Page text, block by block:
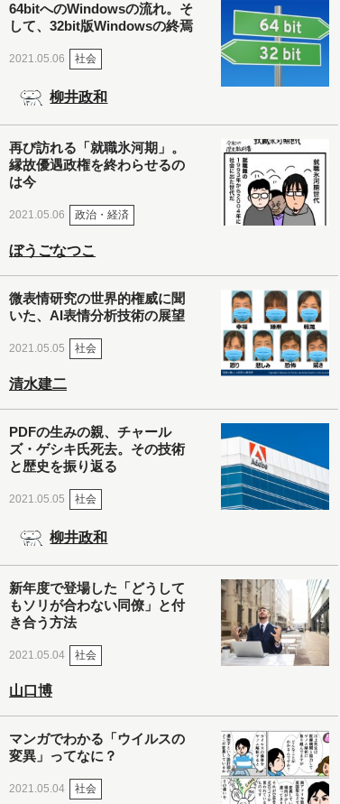
64bitへのWindowsの流れ。そ
して、32bit版Windowsの終焉
2021.05.06 社会
柳井政和
再び訪れる「就職氷河期」。
縁故優遇政権を終わらせるの
は今
2021.05.06 政治・経済
ぼうごなつこ
微表情研究の世界的権威に聞
いた、AI表情分析技術の展望
2021.05.05 社会
清水建二
PDFの生みの親、チャール
ズ・ゲシキ氏死去。その技術
と歴史を振り返る
2021.05.05 社会
柳井政和
新年度で登場した「どうして
もソリが合わない同僚」と付
き合う方法
2021.05.04 社会
山口博
マンガでわかる「ウイルスの
変異」ってなに？
2021.05.04 社会